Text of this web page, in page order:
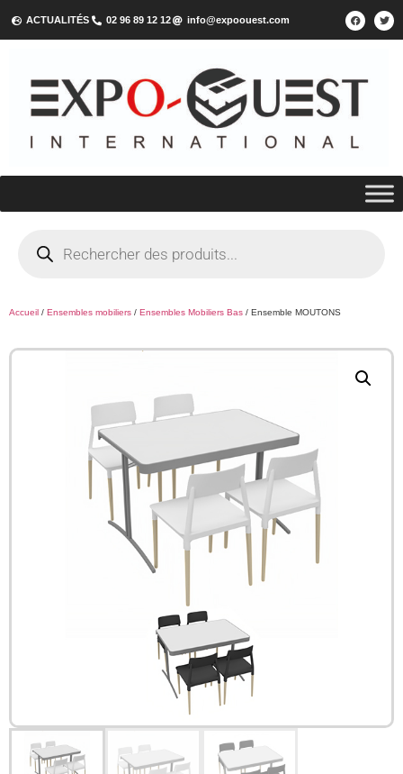
ACTUALITÉS 02 96 89 12 12 info@expoouest.com
Accueil / Ensembles mobiliers / Ensembles Mobiliers Bas / Ensemble MOUTONS